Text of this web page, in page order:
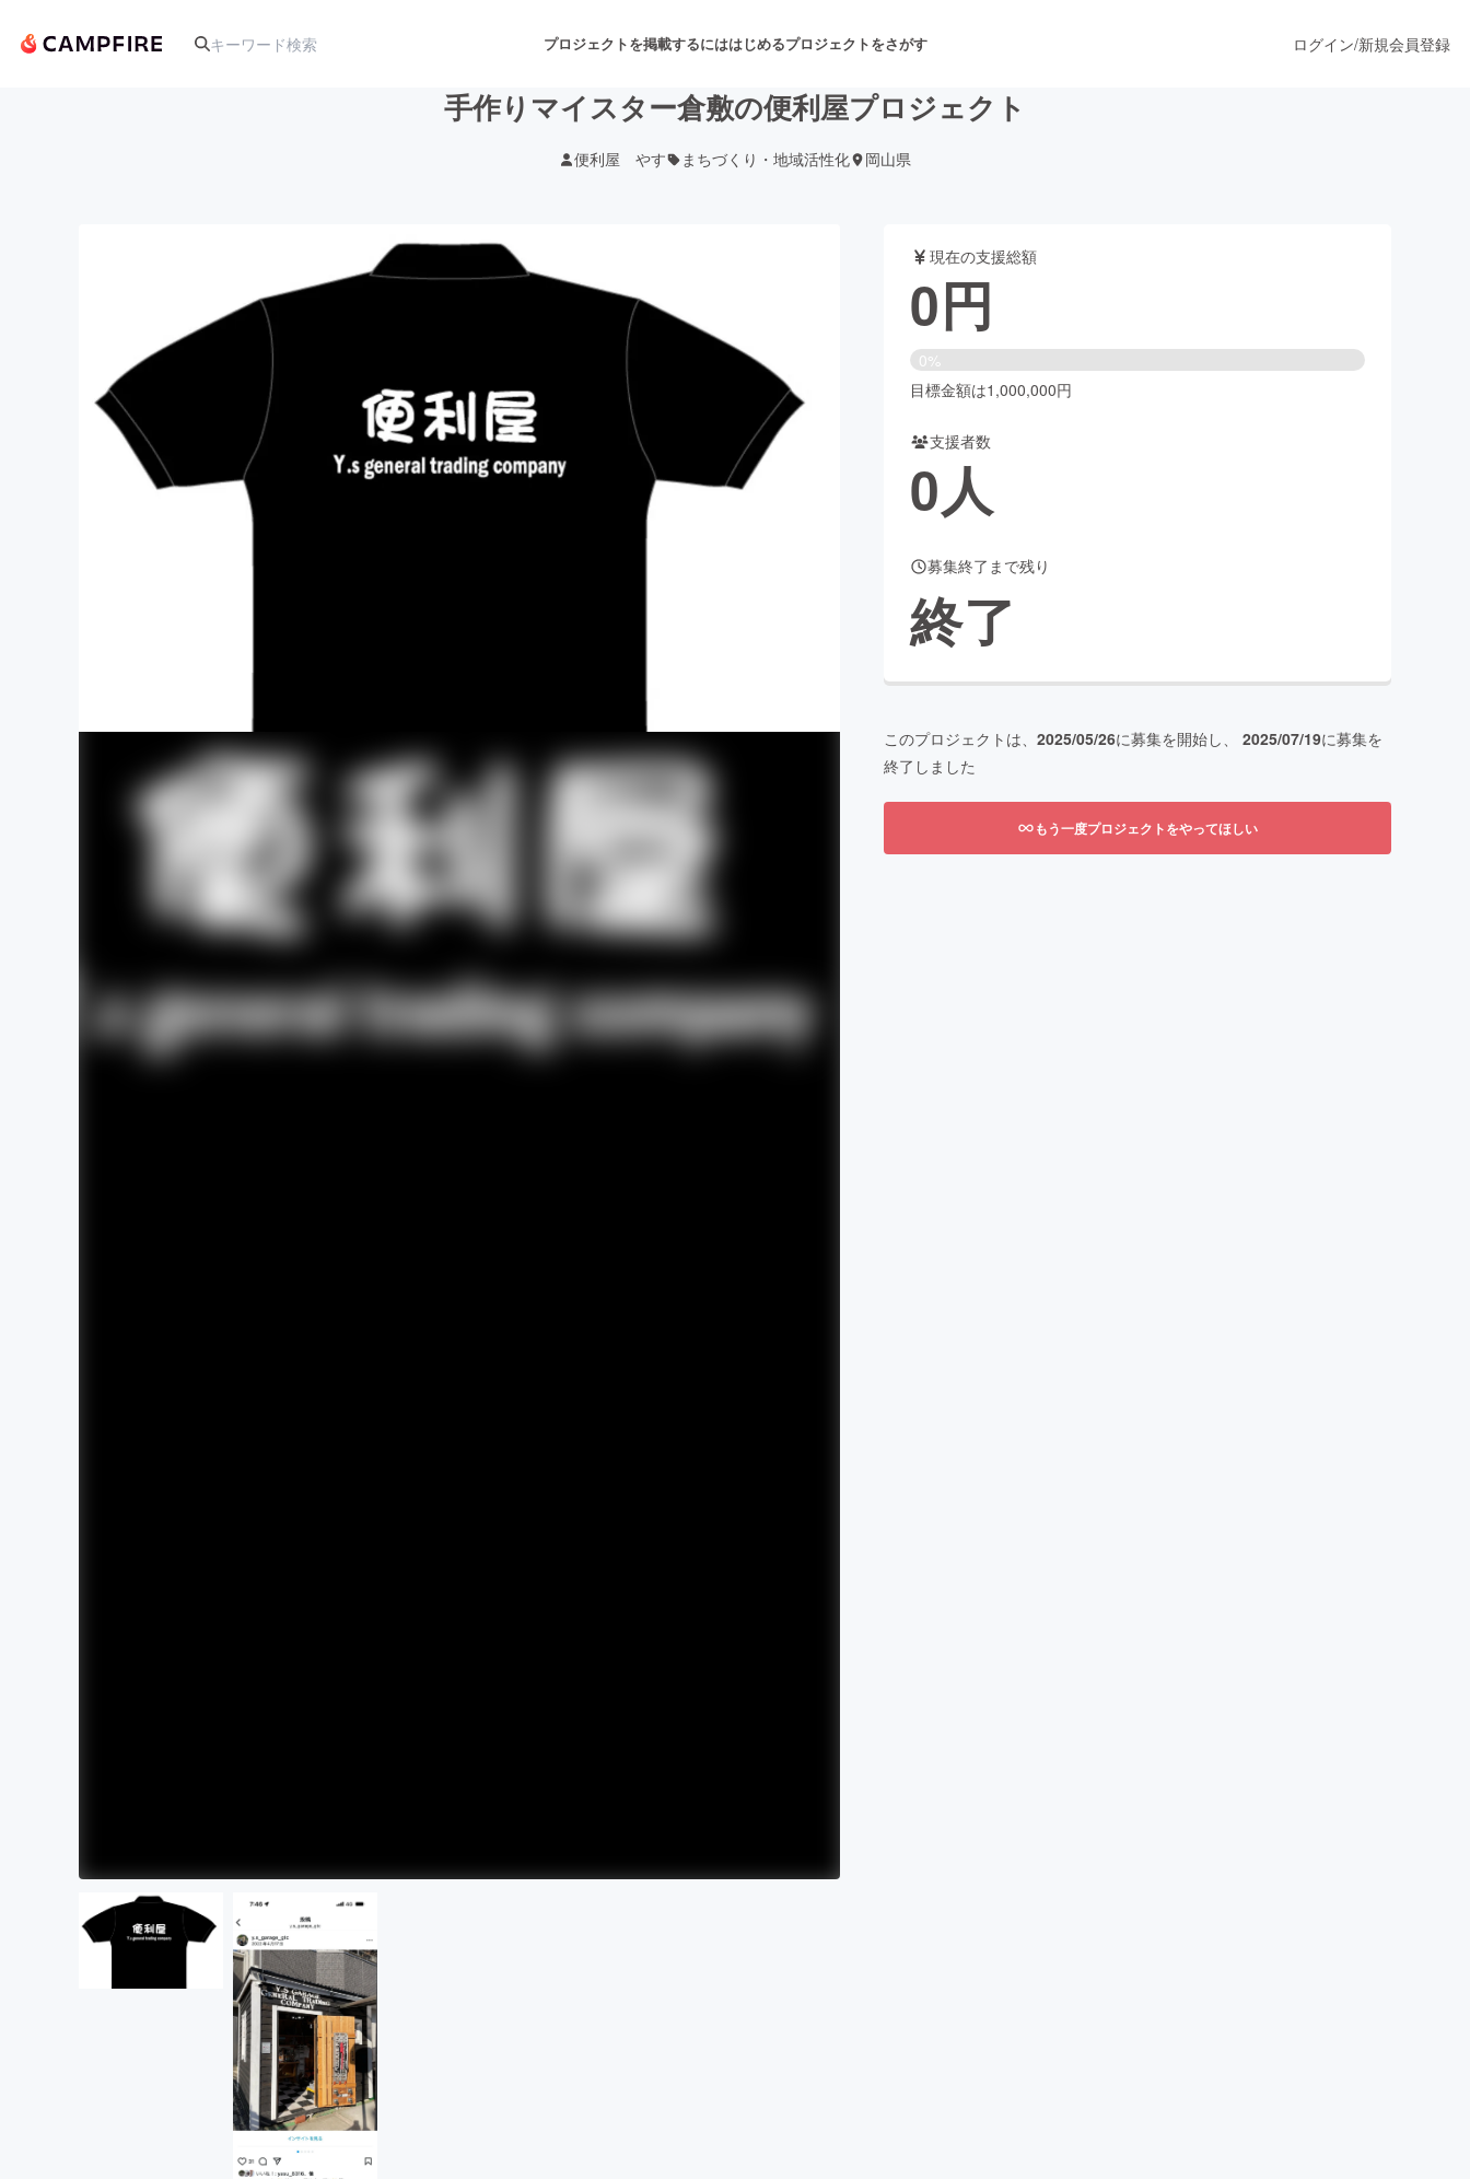
プロジェクトを掲載するにははじめるプロジェクトをさがす
音楽 舞台・パフォーマンス
テクノロジー・ガジェット ゲーム・サービス開発
映像・映画 書籍・雑誌出版
ビジネス・起業 チャレンジ ビューティー・ヘルスケア
まちづくり・地域活性化
ログイン/新規会員登録
手作りマイスター倉敷の便利屋プロジェクト
便利屋 やす まちづくり・地域活性化 岡山県
現在の支援総額
0円
0%
目標金額は1,000,000円
支援者数
0人
募集終了まで残り
終了
このプロジェクトは、 2025/05/26に募集を開始し、 2025/07/19に募集を
終了しました
もう一度プロジェクトをやってほしい